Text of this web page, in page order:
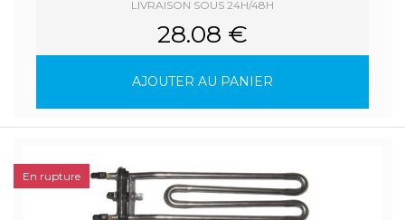
LIVRAISON SOUS 24H/48H
28.08 €
AJOUTER AU PANIER
En rupture